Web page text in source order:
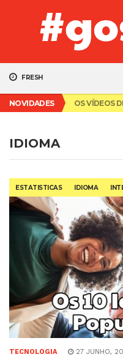
FRESH
NOVIDADES
TOP 10
TOP 10
IDIOMA
ESTATISTICAS IDIOMA
TECNOLOGIA 27 JUNHO,